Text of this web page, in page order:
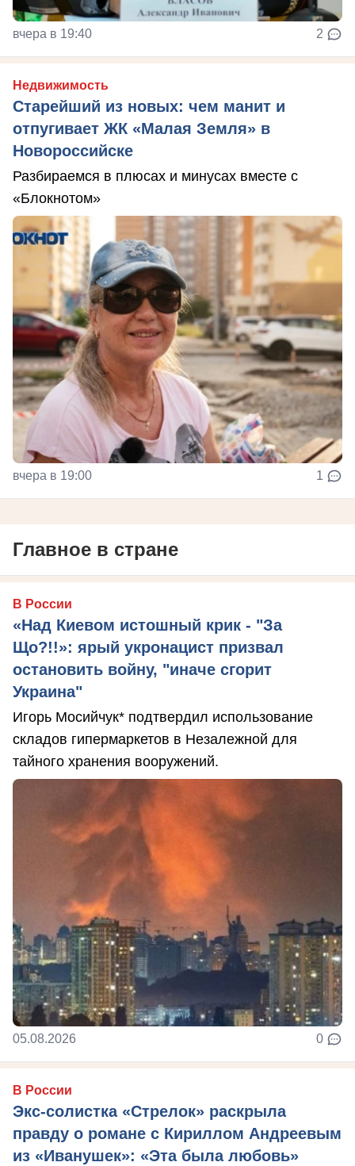
вчера в 19:40 2
Недвижимость
Старейший из новых: чем манит и
отпугивает ЖК «Малая Земля» в
Новороссийске
Разбираемся в плюсах и минусах вместе с
«Блокнотом»
вчера в 19:00 1
Главное в стране
В России
«Над Киевом истошный крик - "За
Що?!!»: ярый укронацист призвал
остановить войну, "иначе сгорит
Украина"
Игорь Мосийчук* подтвердил использование
складов гипермаркетов в Незалежной для
тайного хранения вооружений.
05.08.2026 0
В России
Экс-солистка «Стрелок» раскрыла
правду о романе с Кириллом Андреевым
из «Иванушек»: «Эта была любовь»